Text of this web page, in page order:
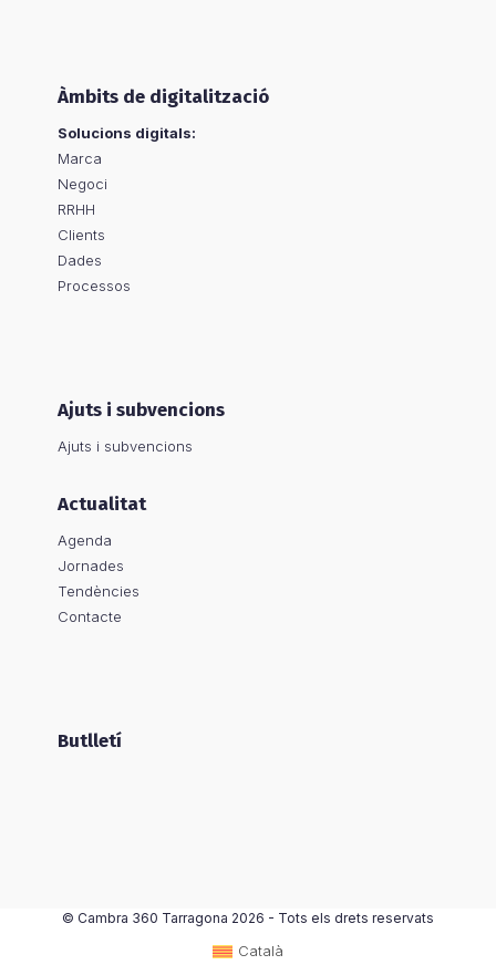
Àmbits de digitalització
Solucions digitals:
Marca
Negoci
RRHH
Clients
Dades
Processos
Ajuts i subvencions
Ajuts i subvencions
Actualitat
Agenda
Jornades
Tendències
Contacte
Butlletí
© Cambra 360 Tarragona 2026 - Tots els drets reservats
Català